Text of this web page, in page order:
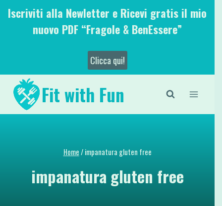
SaltaIscriviti alla Newletter e Ricevi gratis il mio
nuovo PDF “Fragole & BenEssere”
Clicca qui!
Fit with Fun
Home/ impanatura gluten free
impanatura gluten free